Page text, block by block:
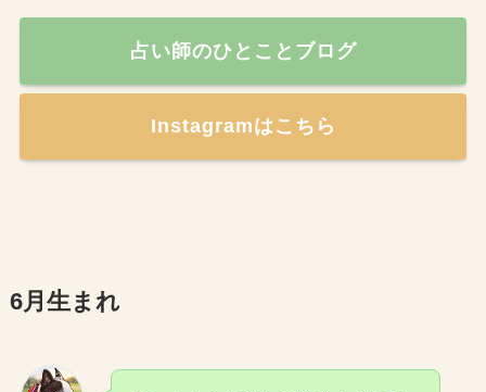
占い師のひとことブログ
Instagramはこちら
6月生まれ